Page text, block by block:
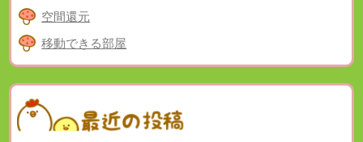
空間還元
移動できる部屋